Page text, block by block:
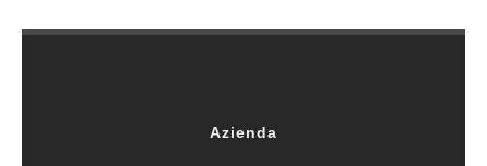
Azienda